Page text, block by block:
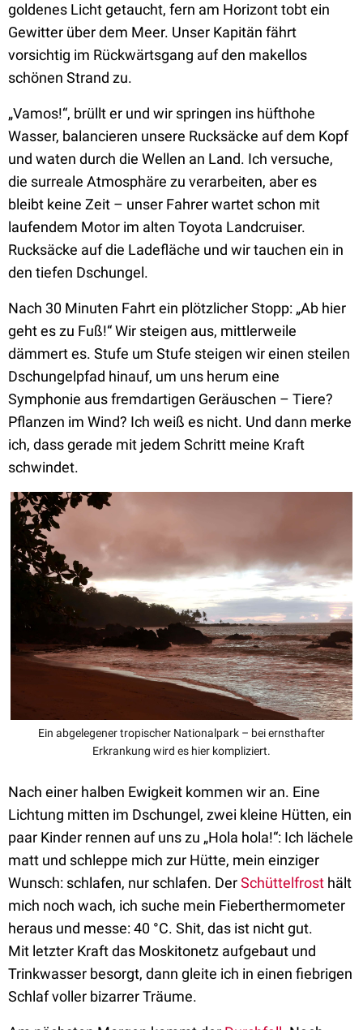
goldenes Licht getaucht, fern am Horizont tobt ein
Gewitter über dem Meer. Unser Kapitän fährt
vorsichtig im Rückwärtsgang auf den makellos
schönen Strand zu.
„Vamos!“, brüllt er und wir springen ins hüfthohe
Wasser, balancieren unsere Rucksäcke auf dem Kopf
und waten durch die Wellen an Land. Ich versuche,
die surreale Atmosphäre zu verarbeiten, aber es
bleibt keine Zeit – unser Fahrer wartet schon mit
laufendem Motor im alten Toyota Landcruiser.
Rucksäcke auf die Ladefläche und wir tauchen ein in
den tiefen Dschungel.
Nach 30 Minuten Fahrt ein plötzlicher Stopp: „Ab hier
geht es zu Fuß!“ Wir steigen aus, mittlerweile
dämmert es. Stufe um Stufe steigen wir einen steilen
Dschungelpfad hinauf, um uns herum eine
Symphonie aus fremdartigen Geräuschen – Tiere?
Pflanzen im Wind? Ich weiß es nicht. Und dann merke
ich, dass gerade mit jedem Schritt meine Kraft
schwindet.
Ein abgelegener tropischer Nationalpark – bei ernsthafter
Erkrankung wird es hier kompliziert.
Nach einer halben Ewigkeit kommen wir an. Eine
Lichtung mitten im Dschungel, zwei kleine Hütten, ein
paar Kinder rennen auf uns zu „Hola hola!“: Ich lächele
matt und schleppe mich zur Hütte, mein einziger
Wunsch: schlafen, nur schlafen. DerSchüttelfrost hält
mich noch wach, ich suche mein Fieberthermometer
heraus und messe: 40 °C. Shit, das ist nicht gut.
Mit letzter Kraft das Moskitonetz aufgebaut und
Trinkwasser besorgt, dann gleite ich in einen fiebrigen
Schlaf voller bizarrer Träume.